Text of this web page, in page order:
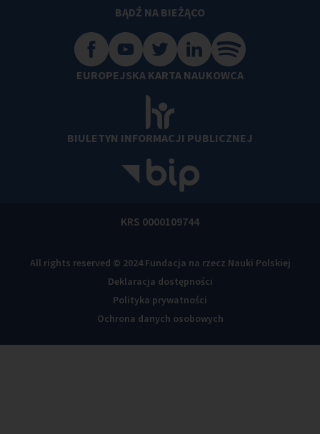
BĄDŹ NA BIEŻĄCO
EUROPEJSKA KARTA NAUKOWCA
BIULETYN INFORMACJI PUBLICZNEJ
KRS 0000109744
All rights reserved © 2024 Fundacja na rzecz Nauki Polskiej
Deklaracja dostępności
Polityka prywatności
Ochrona danych osobowych